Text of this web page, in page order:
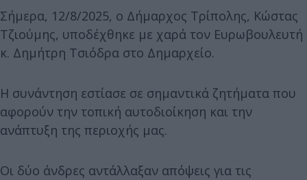
Σήμερα, 12/8/2025, ο Δήμαρχος Τρίπολης, Κώστας
Τζιούμης, υποδέχθηκε με χαρά τον Ευρωβουλευτή
κ. Δημήτρη Τσιόδρα στο Δημαρχείο.
Η συνάντηση εστίασε σε σημαντικά ζητήματα που
αφορούν την τοπική αυτοδιοίκηση και την
ανάπτυξη της περιοχής μας.
Οι δύο άνδρες αντάλλαξαν απόψεις για τις